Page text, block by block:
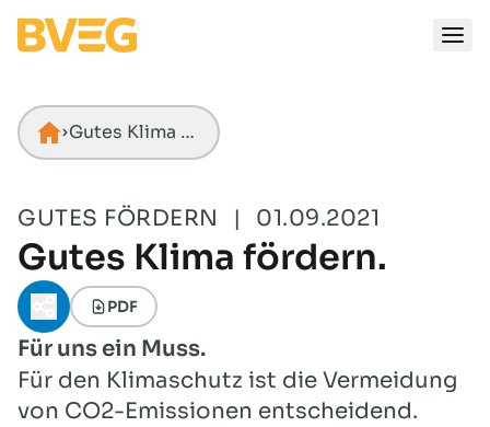
Startseite
Gutes Klima fördern.
GUTES FÖRDERN | 01.09.2021
Gutes Klima fördern.
Teilen-Menü öffnen
PDF
Für uns ein Muss.
Für den Klimaschutz ist die Vermeidung
von CO2-Emissionen entscheidend.